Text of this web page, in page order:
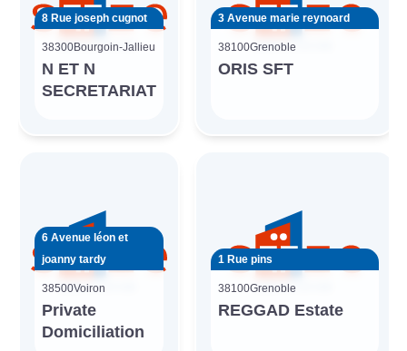
8 Rue joseph cugnot
38300Bourgoin-Jallieu
N ET N
SECRETARIAT
3 Avenue marie reynoard
38100Grenoble
ORIS SFT
6 Avenue léon et
joanny tardy
38500Voiron
Private
Domiciliation
1 Rue pins
38100Grenoble
REGGAD Estate